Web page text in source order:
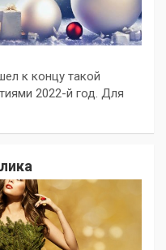
к концу такой
2022-й год. Для